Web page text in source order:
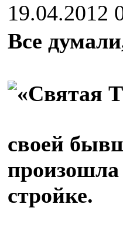
19.04.2012
Все
своей
произошла
стройке.